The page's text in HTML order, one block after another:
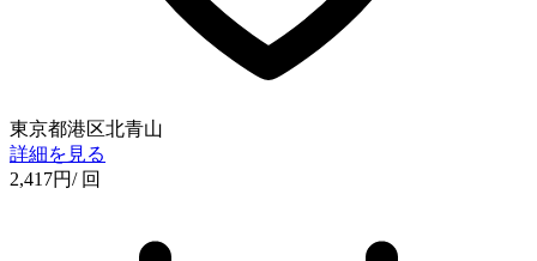
東京都港区北青山
詳細を見る
2,417円/ 回